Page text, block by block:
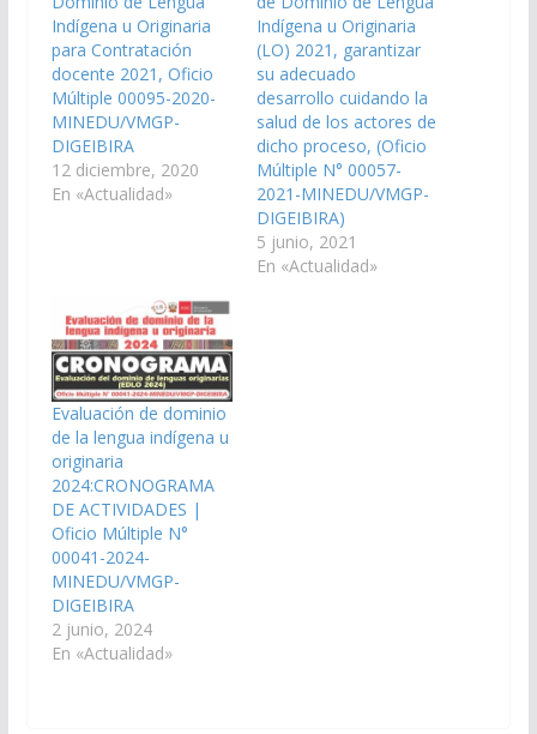
Indígena u Originaria
para Contratación
docente 2021, Oficio
Múltiple 00095-2020-
MINEDU/VMGP-
DIGEIBIRA
12 diciembre, 2020
En «Actualidad»
Indígena u Originaria
(LO) 2021, garantizar
su adecuado
desarrollo cuidando la
salud de los actores de
dicho proceso, (Oficio
Múltiple N° 00057-
2021-MINEDU/VMGP-
DIGEIBIRA)
5 junio, 2021
En «Actualidad»
Evaluación de dominio
de la lengua indígena u
originaria
2024:CRONOGRAMA
DE ACTIVIDADES |
Oficio Múltiple N°
00041-2024-
MINEDU/VMGP-
DIGEIBIRA
2 junio, 2024
En «Actualidad»